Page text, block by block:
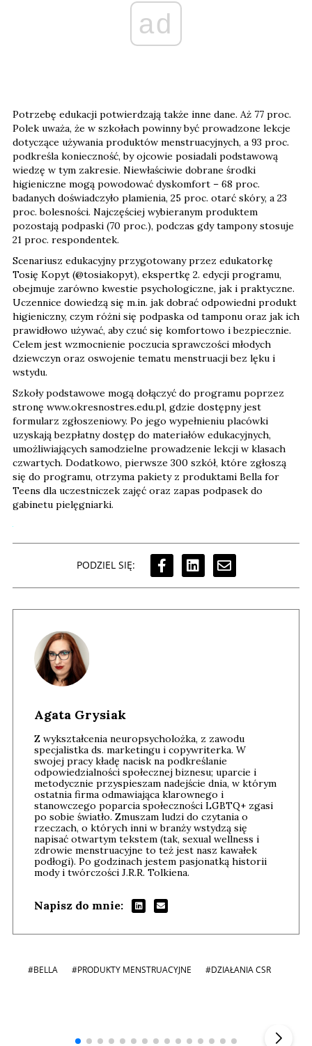
ad
Potrzebę edukacji potwierdzają także inne dane. Aż 77 proc.
Polek uważa, że w szkołach powinny być prowadzone lekcje
dotyczące używania produktów menstruacyjnych, a 93 proc.
podkreśla konieczność, by ojcowie posiadali podstawową
wiedzę w tym zakresie. Niewłaściwie dobrane środki
higieniczne mogą powodować dyskomfort – 68 proc.
badanych doświadczyło plamienia, 25 proc. otarć skóry, a 23
proc. bolesności. Najczęściej wybieranym produktem
pozostają podpaski (70 proc.), podczas gdy tampony stosuje
21 proc. respondentek.
Scenariusz edukacyjny przygotowany przez edukatorkę
Tosię Kopyt (@tosiakopyt), ekspertkę 2. edycji programu,
obejmuje zarówno kwestie psychologiczne, jak i praktyczne.
Uczennice dowiedzą się m.in. jak dobrać odpowiedni produkt
higieniczny, czym różni się podpaska od tamponu oraz jak ich
prawidłowo używać, aby czuć się komfortowo i bezpiecznie.
Celem jest wzmocnienie poczucia sprawczości młodych
dziewczyn oraz oswojenie tematu menstruacji bez lęku i
wstydu.
Szkoły podstawowe mogą dołączyć do programu poprzez
stronę www.okresnostres.edu.pl, gdzie dostępny jest
formularz zgłoszeniowy. Po jego wypełnieniu placówki
uzyskają bezpłatny dostęp do materiałów edukacyjnych,
umożliwiających samodzielne prowadzenie lekcji w klasach
czwartych. Dodatkowo, pierwsze 300 szkół, które zgłoszą
się do programu, otrzyma pakiety z produktami Bella for
Teens dla uczestniczek zajęć oraz zapas podpasek do
gabinetu pielęgniarki.
PODZIEL SIĘ:
Agata Grysiak
Z wykształcenia neuropsycholożka, z zawodu
specjalistka ds. marketingu i copywriterka. W
swojej pracy kładę nacisk na podkreślanie
odpowiedzialności społecznej biznesu; uparcie i
metodycznie przyspieszam nadejście dnia, w którym
ostatnia firma odmawiająca klarownego i
stanowczego poparcia społeczności LGBTQ+ zgasi
po sobie światło. Zmuszam ludzi do czytania o
rzeczach, o których inni w branży wstydzą się
napisać otwartym tekstem (tak, sexual wellness i
zdrowie menstruacyjne to też jest nasz kawałek
podłogi). Po godzinach jestem pasjonatką historii
mody i twórczości J.R.R. Tolkiena.
Napisz do mnie:
#BELLA #PRODUKTY MENSTRUACYJNE #DZIAŁANIA CSR